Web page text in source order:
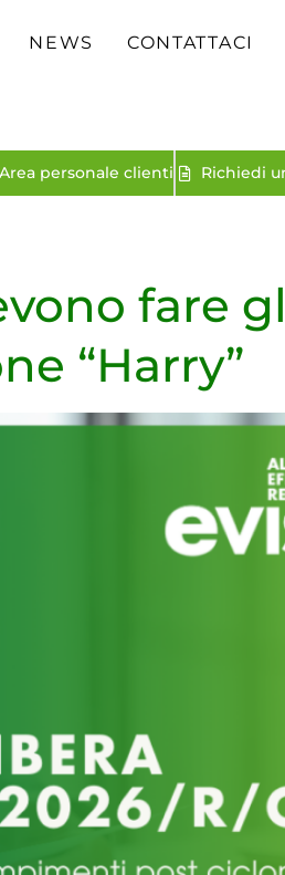
NEWS CONTATTACI
Area personale clienti Richiedi
fare
“Harry”